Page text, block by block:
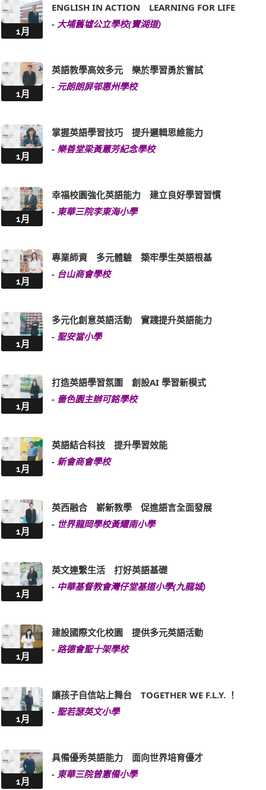
1月
ENGLISH IN ACTION LEARNING FOR LIFE
- 大埔舊墟公立學校(寶湖道)
1月
英語教學高效多元 樂於學習勇於嘗試
- 元朗朗屏邨惠州學校
1月
掌握英語學習技巧 提升邏輯思維能力
- 樂善堂梁黃蕙芳紀念學校
1月
幸福校園強化英語能力 建立良好學習習慣
- 東華三院李東海小學
1月
專業師資 多元體驗 築牢學生英語根基
- 台山商會學校
1月
多元化創意英語活動 實踐提升英語能力
- 聖安當小學
1月
打造英語學習氛圍 創設AI 學習新模式
- 嗇色園主辦可銘學校
1月
英語結合科技 提升學習效能
- 新會商會學校
1月
英西融合 嶄新教學 促進語言全面發展
- 世界龍岡學校黃耀南小學
1月
英文連繫生活 打好英語基礎
- 中華基督教會灣仔堂基道小學(九龍城)
1月
建設國際文化校園 提供多元英語活動
- 路德會聖十架學校
1月
讓孩子自信站上舞台 TOGETHER WE F.L.Y. ！
- 聖若瑟英文小學
1月
具備優秀英語能力 面向世界培育優才
- 東華三院曾憲備小學